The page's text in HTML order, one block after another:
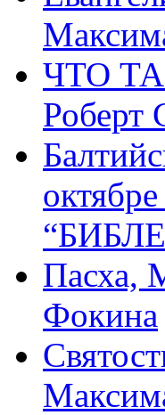
ЧТО
Роберт
Пасха,
Фокина